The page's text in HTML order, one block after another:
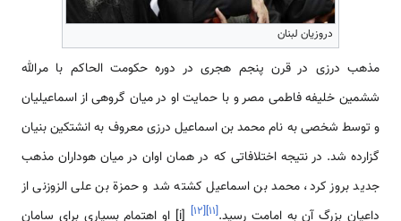
دروزیان لبنان
مذهب درزی در قرن پنجم هجری در دوره حکومت الحاکم با مرالله
ششمین خلیفه فاطمی‌ مصر و با حمایت او در میان گروهی از اسماعیلیان
و توسط شخصی به نام محمد بن اسماعیل درزی معروف به انشتکین بنیان
گزارده شد. در نتیجه اختلافاتی که در همان اوان در میان هوداران مذهب
جدید بروز کرد، محمد بن اسماعیل کشته شد و حمزة بن علی الزوزنی از
داعیان بزرگ آن به امامت رسید.[۱۱]
[۱۲]
[i] او اهتمام بسیاری برای سامان